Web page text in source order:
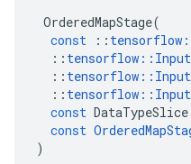
OrderedMapStage(
const
:: tensorflow
:: tensorflow :: Input
:: tensorflow :: Input
:: tensorflow ::
const DataTypeSlice
const
)